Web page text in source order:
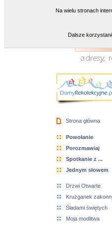
Strona główna
Powołanie
Porozmawiaj
Spotkanie z ...
Jednym słowem
Drzwi Otwarte
Krużganek
Śladami świętych
Moja modlitwa
Na wielu stronach
Dalsze